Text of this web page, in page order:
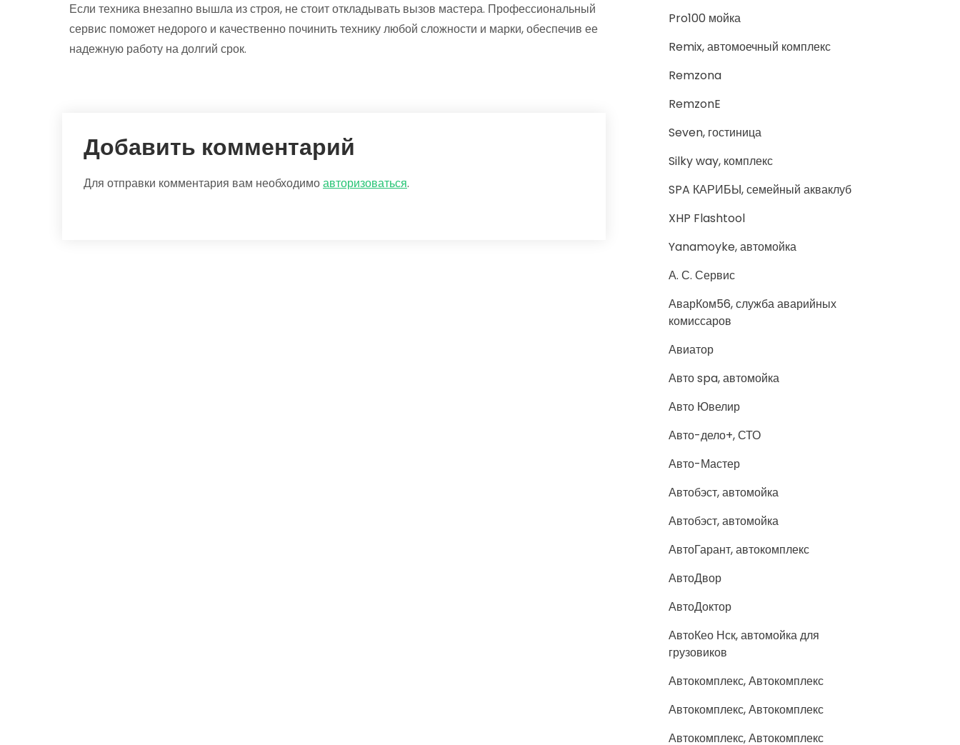
Если техника внезапно вышла из строя, не стоит откладывать вызов мастера. Профессиональный
сервис поможет недорого и качественно починить технику любой сложности и марки, обеспечив ее
надежную работу на долгий срок.
Добавить комментарий
Для отправки комментария вам необходимоавторизоваться.
Pro100 мойка
Remix, автомоечный комплекс
Remzona
RemzonE
Seven, гостиница
Silky way, комплекс
SPA КАРИБЫ, семейный акваклуб
XHP Flashtool
Yanamoyke, автомойка
А. С. Сервис
АварКом56, служба аварийных
комиссаров
Авиатор
Авто spa, автомойка
Авто Ювелир
Авто-дело+, СТО
Авто-Мастер
Автобэст, автомойка
Автобэст, автомойка
АвтоГарант, автокомплекс
АвтоДвор
АвтоДоктор
АвтоКео Нск, автомойка для
грузовиков
Автокомплекс, Автокомплекс
Автокомплекс, Автокомплекс
Автокомплекс, Автокомплекс